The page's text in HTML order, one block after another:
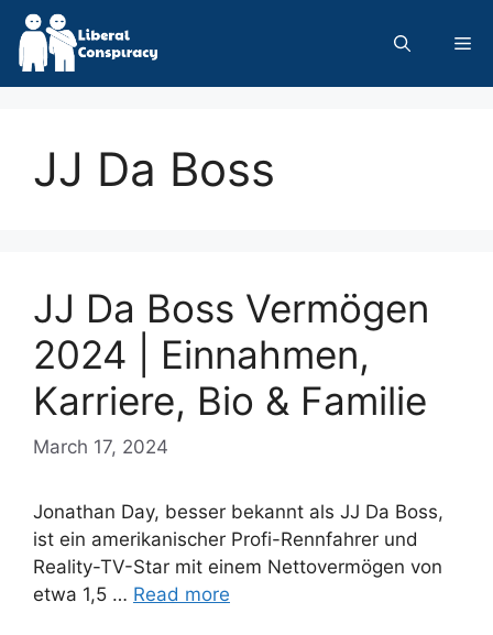
Skip
content
JJ Da Boss
JJ Da Boss Vermögen
2024 | Einnahmen,
Karriere, Bio & Familie
March 17, 2024
Jonathan Day, besser bekannt als JJ Da Boss,
ist ein amerikanischer Profi-Rennfahrer und
Reality-TV-Star mit einem Nettovermögen von
etwa 1,5 … Read more